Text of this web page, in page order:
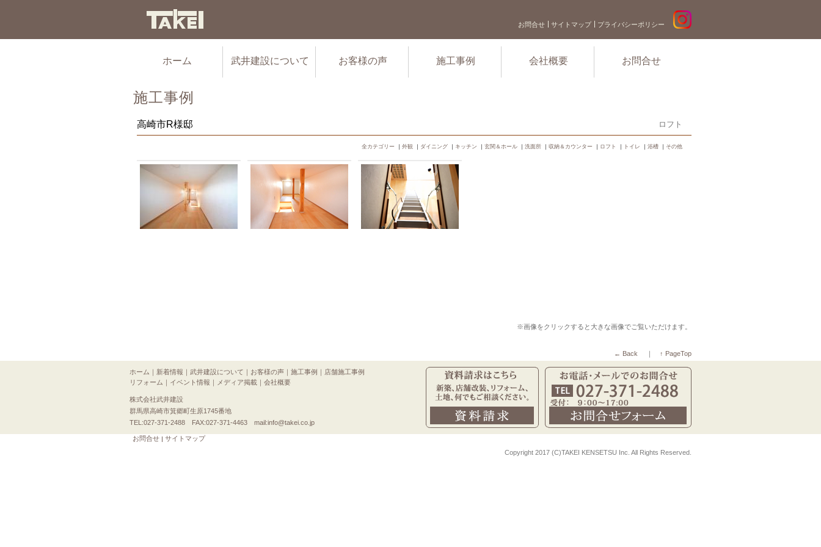
お問合せ サイトマップ プライバシーポリシー
ホーム 武井建設について お客様の声 施工事例 会社概要 お問合せ
施工事例
高崎市R様邸 ロフト
全カテゴリー ｜ 外観 ｜ ダイニング ｜ キッチン ｜ 玄関＆ホール ｜ 洗面所 ｜ 収納＆カウンター ｜ ロフト ｜ トイレ ｜ 浴槽 ｜ その他
※画像をクリックすると大きな画像でご覧いただけます。
← Back ｜ ↑ PageTop
ホーム ｜ 新着情報 ｜ 武井建設について ｜ お客様の声 ｜ 施工事例 ｜ 店舗施工事例
リフォーム ｜ イベント情報 ｜ メディア掲載 ｜ 会社概要
株式会社武井建設
群馬県高崎市箕郷町生原1745番地
TEL:027-371-2488 FAX:027-371-4463 mail:info@takei.co.jp
お問合せ
サイトマップ
Copyright 2017 (C)TAKEI KENSETSU Inc. All Rights Reserved.